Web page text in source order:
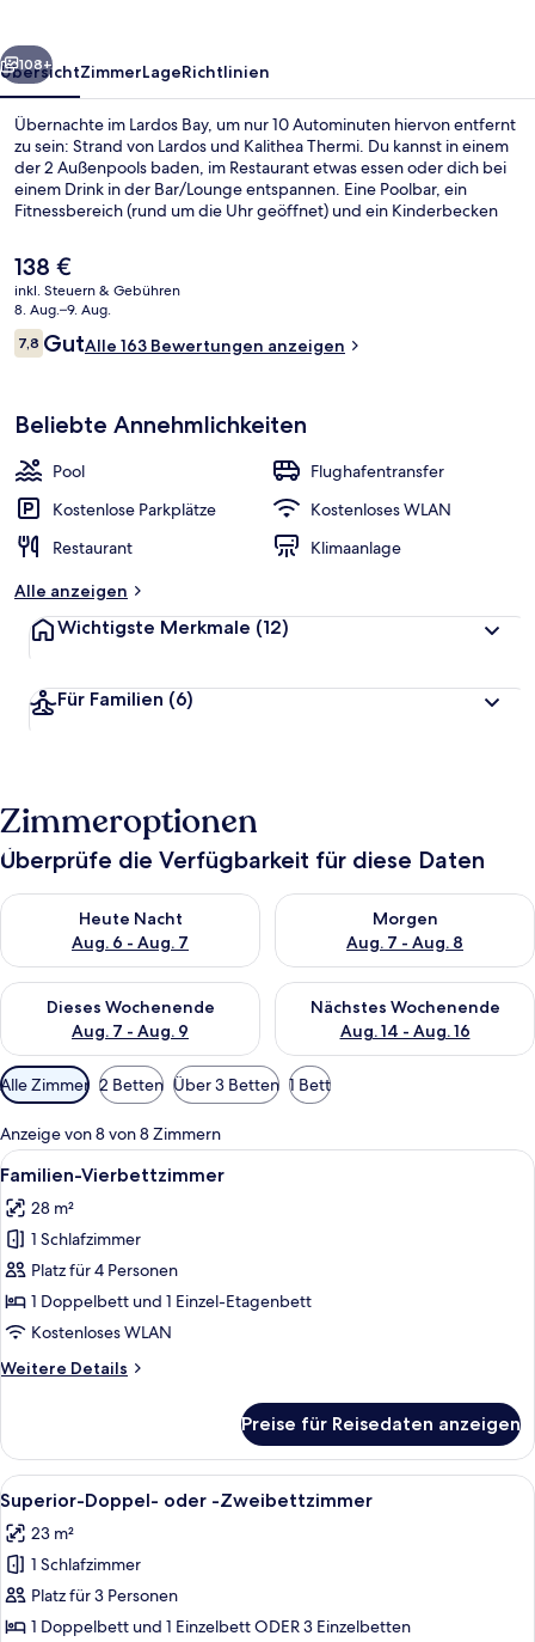
Weiter
108+
ÜbersichtZimmerLageRichtlinien
Übernachte im Lardos Bay, um nur 10 Autominuten hiervon entfernt
zu sein: Strand von Lardos und Kalithea Thermi. Du kannst in einem
der 2 Außenpools baden, im Restaurant etwas essen oder dich bei
einem Drink in der Bar/Lounge entspannen. Eine Poolbar, ein
Fitnessbereich (rund um die Uhr geöffnet) und ein Kinderbecken
Der
aktuelle
Preis
beträgt
138 €.
138 €
inkl. Steuern & Gebühren
8. Aug.–9. Aug.
Bewertungen
7,87,8 von 10.
GutAlle 163 Bewertungen anzeigen
Beliebte Annehmlichkeiten
Pool
Flughafentransfer
Kostenlose Parkplätze
Kostenloses WLAN
Restaurant
Klimaanlage
Alle anzeigen
Wichtigste Merkmale (12)
Für Familien (6)
Zimmeroptionen
Überprüfe die Verfügbarkeit für diese Daten
Heute Nacht
Aug. 6 - Aug. 7
Überprüfe die Verfügbarkeit für heute Nacht, Aug. 6 - Aug. 7.
Morgen
Aug. 7 - Aug. 8
Überprüfe die Verfügbarkeit
Dieses Wochenende
Aug. 7 - Aug. 9
Überprüfe die Verfügbarkeit für dieses Wochenende, Aug. 7
Nächstes Wochenende
Aug. 14 - Aug. 16
Überprüfe die Verfügbarkeit
Verfügbare
Filter
für
Zimmer
Alle Zimmer 2 Betten Über 3 Betten 1 Bett
Anzeige von 8 von 8 Zimmern
Alle
Fotos
für
Familien-
Vierbettzimmer
anzeigen
Ein Schlafzimmer mit zwei Betten,
22
Familien-Vierbettzimmer
28 m²
1 Schlafzimmer
Platz für 4 Personen
1 Doppelbett und 1 Einzel-Etagenbett
Kostenloses WLAN
Weitere Details
Weitere
Vierbettzimmer
Preise für Reisedaten anzeigen
Alle
Fotos
für
Superior-
Doppel-
oder
Ein modernes Hotelzimmer mit zwei
24
Superior-Doppel- oder -Zweibettzimmer
23 m²
1 Schlafzimmer
Platz für 3 Personen
1 Doppelbett und 1 Einzelbett ODER 3 Einzelbetten